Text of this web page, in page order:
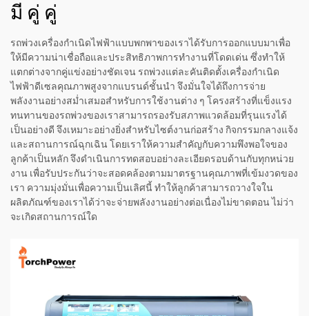
มี คู่ คู่
รถพ่วงเครื่องกำเนิดไฟฟ้าแบบพกพาของเราได้รับการออกแบบมาเพื่อ
ให้มีความน่าเชื่อถือและประสิทธิภาพการทำงานที่โดดเด่น ซึ่งทำให้
แตกต่างจากคู่แข่งอย่างชัดเจน รถพ่วงแต่ละคันติดตั้งเครื่องกำเนิด
ไฟฟ้าดีเซลคุณภาพสูงจากแบรนด์ชั้นนำ จึงมั่นใจได้ถึงการจ่าย
พลังงานอย่างสม่ำเสมอสำหรับการใช้งานต่าง ๆ โครงสร้างที่แข็งแรง
ทนทานของรถพ่วงของเราสามารถรองรับสภาพแวดล้อมที่รุนแรงได้
เป็นอย่างดี จึงเหมาะอย่างยิ่งสำหรับไซต์งานก่อสร้าง กิจกรรมกลางแจ้ง
และสถานการณ์ฉุกเฉิน โดยเราให้ความสำคัญกับความพึงพอใจของ
ลูกค้าเป็นหลัก จึงดำเนินการทดสอบอย่างละเอียดรอบด้านกับทุกหน่วย
งาน เพื่อรับประกันว่าจะสอดคล้องตามมาตรฐานคุณภาพที่เข้มงวดของ
เรา ความมุ่งมั่นเพื่อความเป็นเลิศนี้ ทำให้ลูกค้าสามารถวางใจใน
ผลิตภัณฑ์ของเราได้ว่าจะจ่ายพลังงานอย่างต่อเนื่องไม่ขาดตอน ไม่ว่า
จะเกิดสถานการณ์ใด